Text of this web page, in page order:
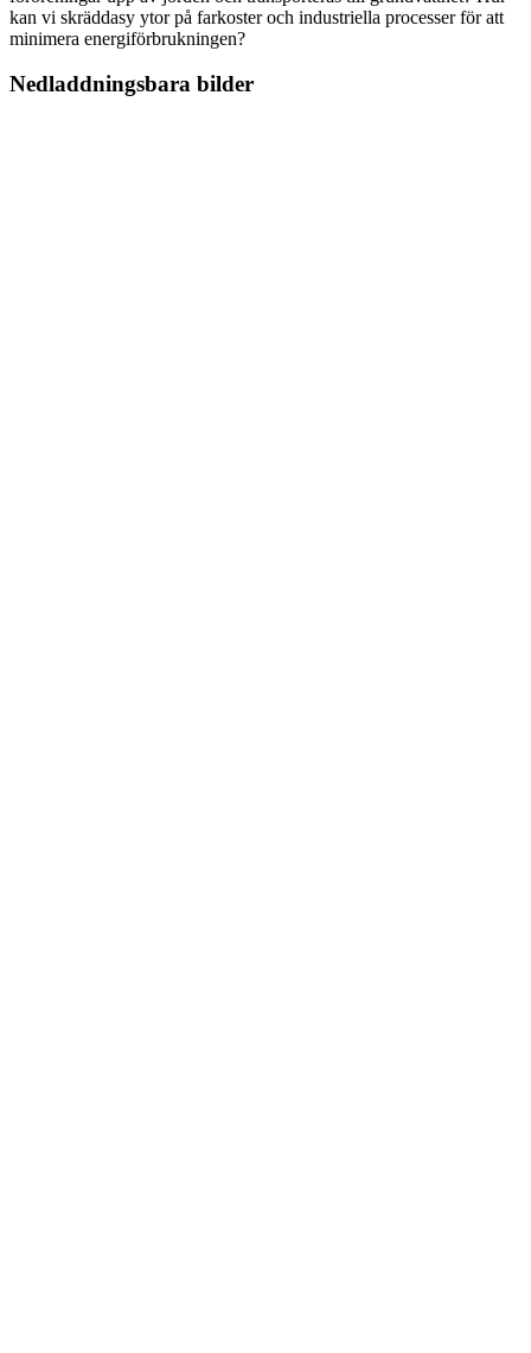
kan vi skräddasy ytor på farkoster och industriella processer för att
minimera energiförbrukningen?
Nedladdningsbara bilder